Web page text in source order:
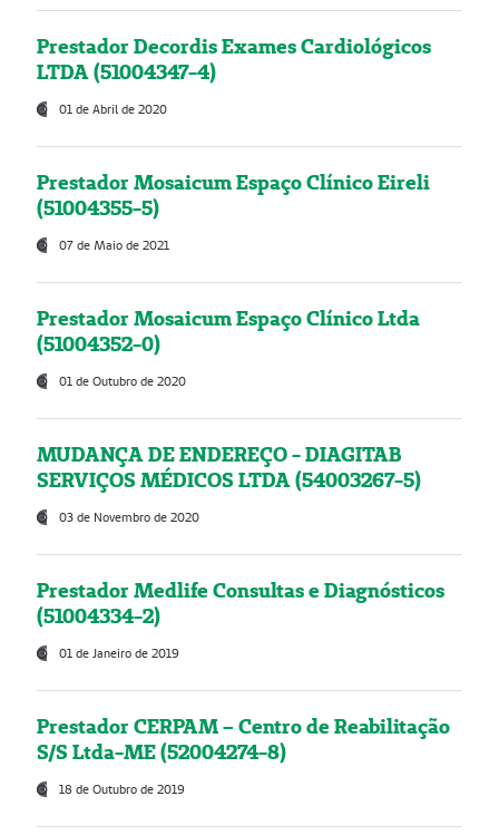
Prestador Decordis Exames Cardiológicos
LTDA (51004347-4)
01 de Abril de 2020
Prestador Mosaicum Espaço Clínico Eireli
(51004355-5)
07 de Maio de 2021
Prestador Mosaicum Espaço Clínico Ltda
(51004352-0)
01 de Outubro de 2020
MUDANÇA DE ENDEREÇO - DIAGITAB
SERVIÇOS MÉDICOS LTDA (54003267-5)
03 de Novembro de 2020
Prestador Medlife Consultas e Diagnósticos
(51004334-2)
01 de Janeiro de 2019
Prestador CERPAM – Centro de Reabilitação
S/S Ltda-ME (52004274-8)
18 de Outubro de 2019